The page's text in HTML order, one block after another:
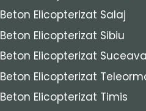
Beton Elicopterizat Salaj
Beton Elicopterizat Sibiu
Beton Elicopterizat Suceava
Beton Elicopterizat
Beton Elicopterizat Timis